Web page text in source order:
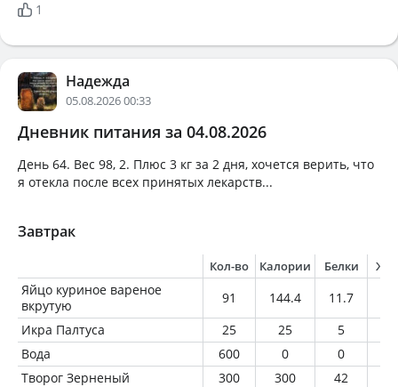
1
Надежда
05.08.2026 00:33
Дневник питания за 04.08.2026
День 64. Вес 98, 2. Плюс 3 кг за 2 дня, хочется верить, что
я отекла после всех принятых лекарств...
Завтрак
Кол-во Калории Белки
Яйцо куриное вареное
вкрутую
91 144.4 11.7
Икра Палтуса
25 25 5
Вода
600 0 0
Творог Зерненый
300 300 42